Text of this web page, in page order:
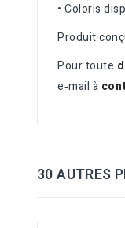
• Coloris
Produit
Pour toute
e‑mail à
30 AUTRES